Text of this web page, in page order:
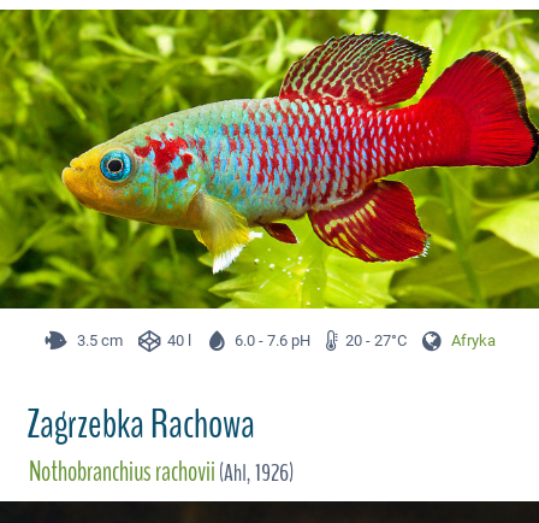
3.5 cm 40 l 6.0 - 7.6 pH 20 - 27°C Afryka
Zagrzebka Rachowa
Nothobranchius rachovii(Ahl, 1926)